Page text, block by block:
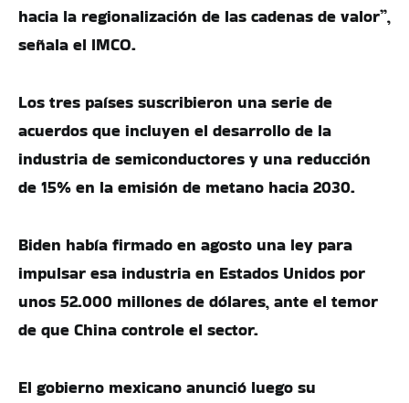
hacia la regionalización de las cadenas de valor”,
señala el IMCO.
Los tres países suscribieron una serie de
acuerdos que incluyen el desarrollo de la
industria de semiconductores y una reducción
de 15% en la emisión de metano hacia 2030.
Biden había firmado en agosto una ley para
impulsar esa industria en Estados Unidos por
unos 52.000 millones de dólares, ante el temor
de que China controle el sector.
El gobierno mexicano anunció luego su